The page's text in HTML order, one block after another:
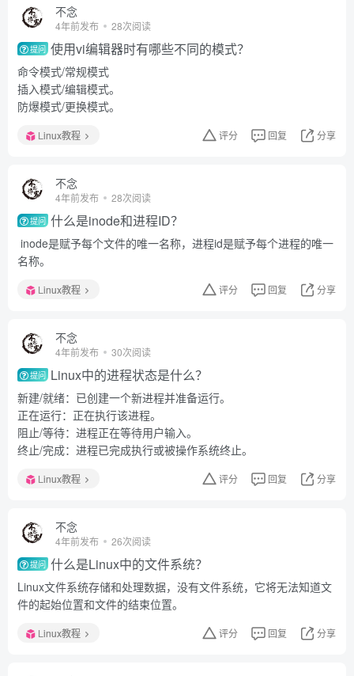
不念
4年前发布 28次阅读
提问 使用vi编辑器时有哪些不同的模式？
命令模式/常规模式
插入模式/编辑模式。
防爆模式/更换模式。
Linux教程 评分 回复 分享
不念
4年前发布 28次阅读
提问 什么是inode和进程ID？
inode是赋予每个文件的唯一名称，进程id是赋予每个进程的唯一
名称。
Linux教程 评分 回复 分享
不念
4年前发布 30次阅读
提问 Linux中的进程状态是什么？
新建/就绪：已创建一个新进程并准备运行。
正在运行：正在执行该进程。
阻止/等待：进程正在等待用户输入。
终止/完成：进程已完成执行或被操作系统终止。
Linux教程 评分 回复 分享
不念
4年前发布 26次阅读
提问 什么是Linux中的文件系统？
Linux文件系统存储和处理数据，没有文件系统，它将无法知道文
件的起始位置和文件的结束位置。
Linux教程 评分 回复 分享